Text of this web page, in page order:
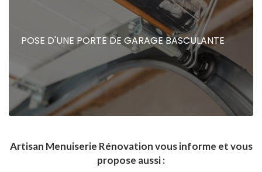
POSE D'UNE PORTE DE GARAGE BASCULANTE
Artisan Menuiserie Rénovation vous informe et vous
propose aussi :